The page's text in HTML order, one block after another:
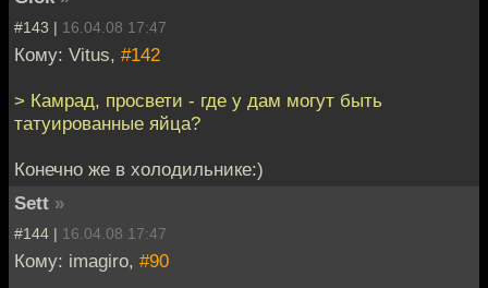
#143 | 16.04.08 17:47
Кому: Vitus, #142
> Камрад, просвети - где у дам могут быть
татуированные яйца?
Конечно же в холодильнике:)
Sett »
#144 | 16.04.08 17:47
Кому: imagiro, #90